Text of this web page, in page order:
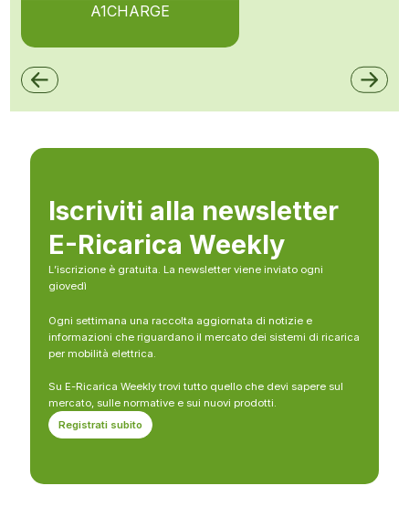
A1CHARGE
Iscriviti alla newsletter
E-Ricarica Weekly
L’iscrizione è gratuita. La newsletter viene inviato ogni
giovedì
Ogni settimana una raccolta aggiornata di notizie e
informazioni che riguardano il mercato dei sistemi di ricarica
per mobilità elettrica.
Su E-Ricarica Weekly trovi tutto quello che devi sapere sul
mercato, sulle normative e sui nuovi prodotti.
Registrati subito